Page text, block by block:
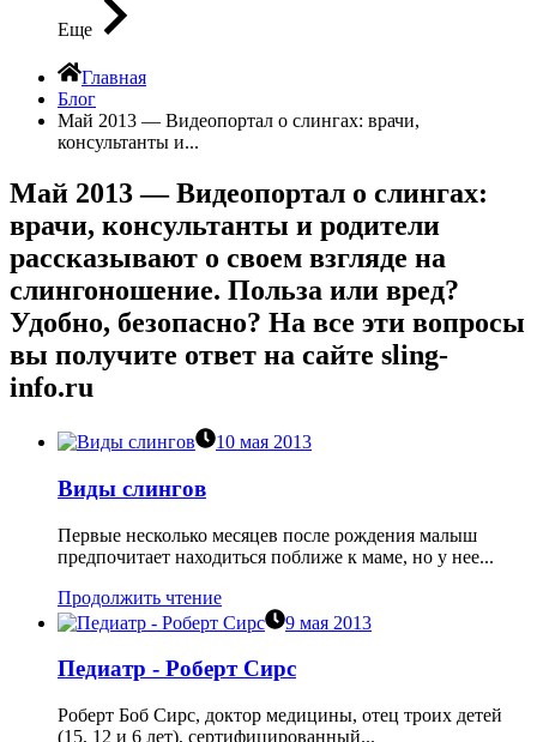
Еще
Главная
Блог
Май 2013 — Видеопортал о слингах: врачи,
консультанты и...
Май 2013 — Видеопортал о слингах:
врачи, консультанты и родители
рассказывают о своем взгляде на
слингоношение. Польза или вред?
Удобно, безопасно? На все эти вопросы
вы получите ответ на сайте sling-
info.ru
10 мая 2013
Виды слингов
Первые несколько месяцев после рождения малыш
предпочитает находиться поближе к маме, но у нее...
Продолжить чтение
9 мая 2013
Педиатр - Роберт Сирс
Роберт Боб Сирс, доктор медицины, отец троих детей
(15, 12 и 6 лет), сертифицированный...